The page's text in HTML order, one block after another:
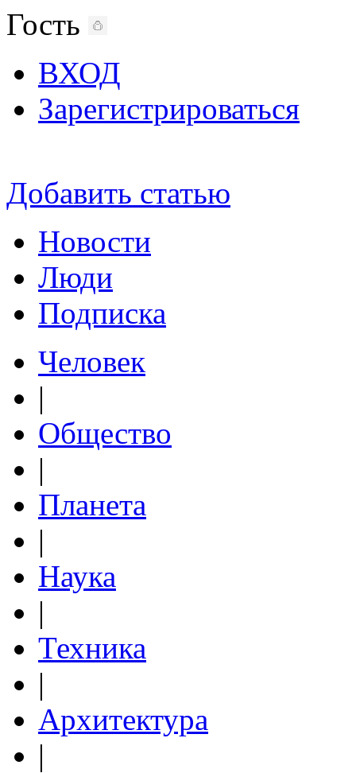
Гость
ВХОД
Зарегистрироваться
Добавить статью
Новости
Люди
Подписка
Человек
|
Общество
|
Планета
|
Наука
|
Техника
|
Архитектура
|